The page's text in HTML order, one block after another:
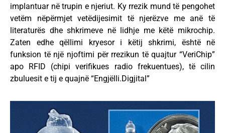
implantuar në trupin e njeriut. Ky rrezik mund të pengohet
vetëm nëpërmjet vetëdijesimit të njerëzve me anë të
literaturës dhe shkrimeve në lidhje me këtë mikrochip.
Zaten edhe qëllimi kryesor i këtij shkrimi, është në
funksion të një njoftimi për rrezikun të quajtur “VeriChip”
apo RFID (chipi verifikues radio frekuentues), të cilin
zbuluesit e tij e quajnë “Engjëlli.Digjital”